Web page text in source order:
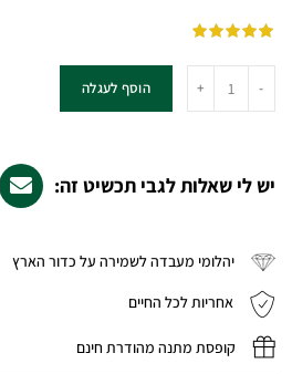
הוסף לעגלה
יש לי שאלות לגבי תכשיט זה:
יהלומי מעבדה לשמירה על כדור הארץ
אחריות לכל החיים
קופסת מתנה מהודרת חינם